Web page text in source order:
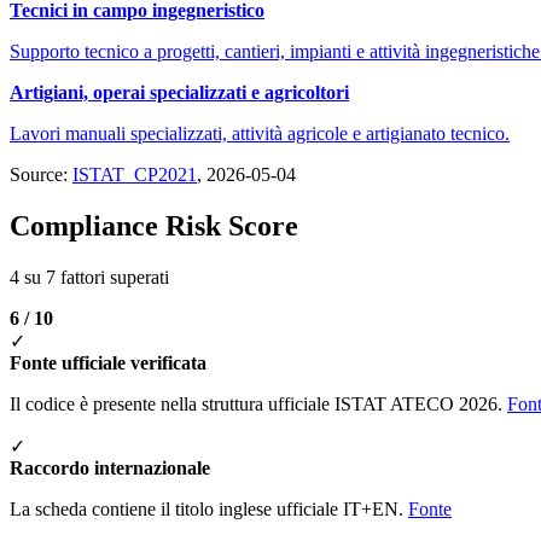
Tecnici in campo ingegneristico
Supporto tecnico a progetti, cantieri, impianti e attività
Artigiani, operai specializzati e agricoltori
Lavori manuali specializzati, attività agricole e artigianato tecnico.
Source: ISTAT_CP2021 , 2026-05-04
Compliance Risk Score
4 su 7 fattori superati
6 / 10
✓
Fonte ufficiale verificata
Il codice è presente nella struttura ufficiale ISTAT ATECO 2026.
✓
Raccordo internazionale
La scheda contiene il titolo inglese ufficiale IT+EN. Fonte